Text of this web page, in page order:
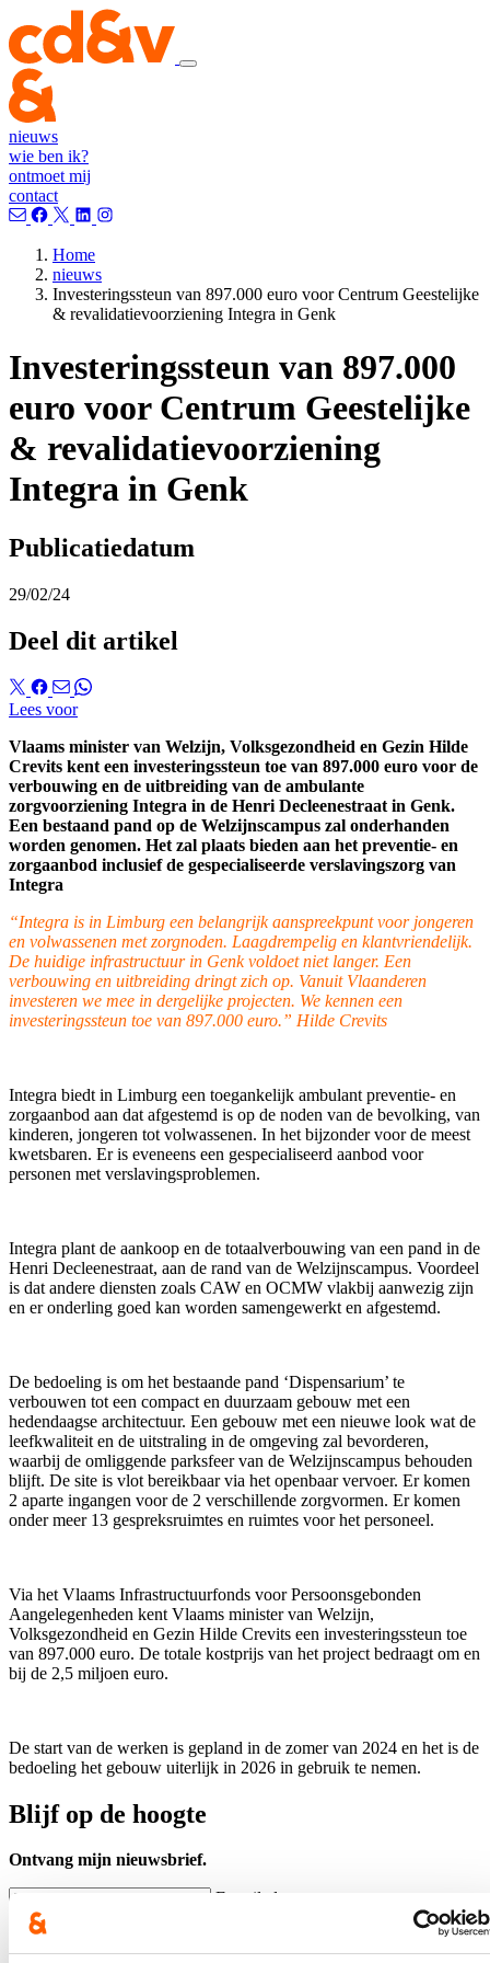
nieuws
wie ben ik?
ontmoet mij
contact
Home
nieuws
Investeringssteun van 897.000 euro voor Centrum Geestelijke
& revalidatievoorziening Integra in Genk
Investeringssteun van 897.000
euro voor Centrum Geestelijke
& revalidatievoorziening
Integra in Genk
Publicatiedatum
29/02/24
Deel dit artikel
Lees voor
Vlaams minister van Welzijn, Volksgezondheid en Gezin Hilde
Crevits kent een investeringssteun toe van 897.000 euro voor de
verbouwing en de uitbreiding van de ambulante
zorgvoorziening Integra in de Henri Decleenestraat in Genk.
Een bestaand pand op de Welzijnscampus zal onderhanden
worden genomen. Het zal plaats bieden aan het preventie- en
zorgaanbod inclusief de gespecialiseerde verslavingszorg van
Integra
“Integra is in Limburg een belangrijk aanspreekpunt voor jongeren
en volwassenen met zorgnoden. Laagdrempelig en klantvriendelijk.
De huidige infrastructuur in Genk voldoet niet langer. Een
verbouwing en uitbreiding dringt zich op. Vanuit Vlaanderen
investeren we mee in dergelijke projecten. We kennen een
investeringssteun toe van 897.000 euro.” Hilde Crevits
Integra biedt in Limburg een toegankelijk ambulant preventie- en
zorgaanbod aan dat afgestemd is op de noden van de bevolking, van
kinderen, jongeren tot volwassenen. In het bijzonder voor de meest
kwetsbaren. Er is eveneens een gespecialiseerd aanbod voor
personen met verslavingsproblemen.
Integra plant de aankoop en de totaalverbouwing van een pand in de
Henri Decleenestraat, aan de rand van de Welzijnscampus. Voordeel
is dat andere diensten zoals CAW en OCMW vlakbij aanwezig zijn
en er onderling goed kan worden samengewerkt en afgestemd.
De bedoeling is om het bestaande pand ‘Dispensarium’ te
verbouwen tot een compact en duurzaam gebouw met een
hedendaagse architectuur. Een gebouw met een nieuwe look wat de
leefkwaliteit en de uitstraling in de omgeving zal bevorderen,
waarbij de omliggende parksfeer van de Welzijnscampus behouden
blijft. De site is vlot bereikbaar via het openbaar vervoer. Er komen
2 aparte ingangen voor de 2 verschillende zorgvormen. Er komen
onder meer 13 gespreksruimtes en ruimtes voor het personeel.
Via het Vlaams Infrastructuurfonds voor Persoonsgebonden
Aangelegenheden kent Vlaams minister van Welzijn,
Volksgezondheid en Gezin Hilde Crevits een investeringssteun toe
van 897.000 euro. De totale kostprijs van het project bedraagt om en
bij de 2,5 miljoen euro.
De start van de werken is gepland in de zomer van 2024 en het is de
bedoeling het gebouw uiterlijk in 2026 in gebruik te nemen.
Blijf op de hoogte
Ontvang mijn nieuwsbrief.
E-mailadres